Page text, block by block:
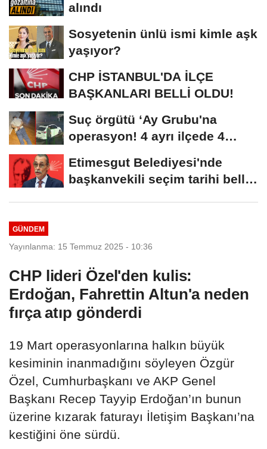
alındı
Sosyetenin ünlü ismi kimle aşk
yaşıyor?
CHP İSTANBUL'DA İLÇE
BAŞKANLARI BELLİ OLDU!
Suç örgütü ‘Ay Grubu'na
operasyon! 4 ayrı ilçede 4
Etimesgut Belediyesi'nde
başkanvekili seçim tarihi belli
GÜNDEM
Yayınlanma: 15 Temmuz 2025 - 10:36
CHP lideri Özel'den kulis:
Erdoğan, Fahrettin Altun'a neden
fırça atıp gönderdi
19 Mart operasyonlarına halkın büyük
kesiminin inanmadığını söyleyen Özgür
Özel, Cumhurbaşkanı ve AKP Genel
Başkanı Recep Tayyip Erdoğan’ın bunun
üzerine kızarak faturayı İletişim Başkanı’na
kestiğini öne sürdü.